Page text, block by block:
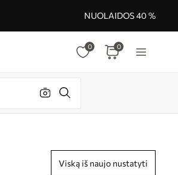
NUOLAIDOS 40 %
0 0
Viską iš naujo nustatyti